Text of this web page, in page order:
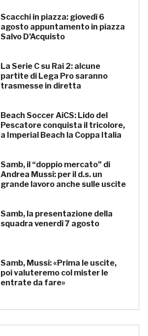
Scacchi in piazza: giovedì 6
agosto appuntamento in piazza
Salvo D’Acquisto
La Serie C su Rai 2: alcune
partite di Lega Pro saranno
trasmesse in diretta
Beach Soccer AiCS: Lido del
Pescatore conquista il tricolore,
a Imperial Beach la Coppa Italia
Samb, il “doppio mercato” di
Andrea Mussi: per il d.s. un
grande lavoro anche sulle uscite
Samb, la presentazione della
squadra venerdì 7 agosto
Samb, Mussi: «Prima le uscite,
poi valuteremo col mister le
entrate da fare»